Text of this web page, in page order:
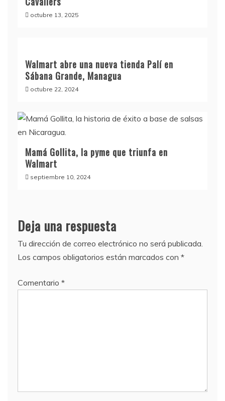
octubre 13, 2025
Walmart abre una nueva tienda Palí en
Sábana Grande, Managua
octubre 22, 2024
Mamá Gollita, la pyme que triunfa en
Walmart
septiembre 10, 2024
Deja una respuesta
Tu dirección de correo electrónico no será publicada.
Los campos obligatorios están marcados con *
Comentario *